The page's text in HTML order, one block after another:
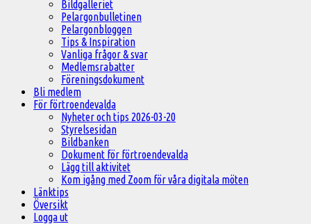
Bildgalleriet
Pelargonbulletinen
Pelargonbloggen
Tips & Inspiration
Vanliga frågor & svar
Medlemsrabatter
Föreningsdokument
Bli medlem
För förtroendevalda
Nyheter och tips 2026-03-20
Styrelsesidan
Bildbanken
Dokument för förtroendevalda
Lägg till aktivitet
Kom igång med Zoom för våra digitala möten
Länktips
Översikt
Logga ut